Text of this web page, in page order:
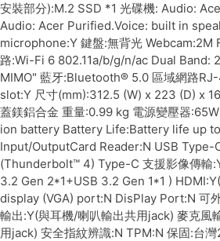
安裝部分):M.2 SSD *1 光碟機: Audio:
Audio: Acer Purified.Voice: built in
microphone:Y 鍵盤:無背光 Webcam:2M
路:Wi-Fi 6 802.11a/b/g/n/ac Dual Band:
MIMO" 藍牙:Bluetooth® 5.0 區域網路
slot:Y 尺寸(mm):312.5 (W) x 223 (D) x
蓋鎂鋁合金 重量:0.99 kg 電源變壓器
ion battery Battery Life:Battery life up
Input/OutputCard Reader:N USB Type-
(Thunderbolt™ 4) Type-C 支援影像傳輸
3.2 Gen 2*1+USB 3.2 Gen 1*1 )
display (VGA) port:N DisPlay Port:N 可
輸出:Y(與耳機/喇叭輸出共用jack) 麥克風
用jack) 安全指紋辨識:N TPM:N 保固:台